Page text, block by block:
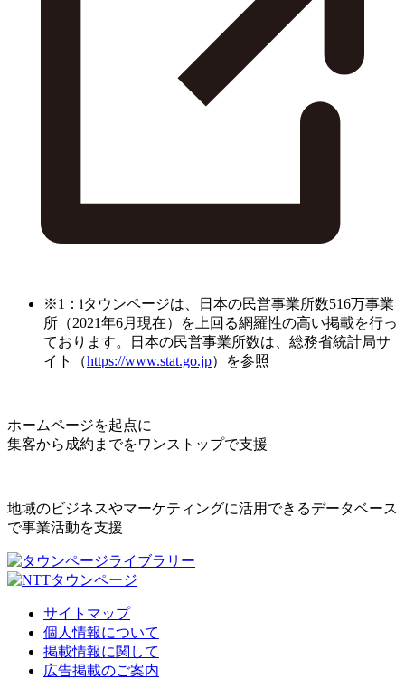
※1：iタウンページは、日本の民営事業所数516万事業
所（2021年6月現在）を上回る網羅性の高い掲載を行っ
ております。日本の民営事業所数は、総務省統計局サ
イト（https://www.stat.go.jp）を参照
ホームページを起点に
集客から成約までをワンストップで支援
地域のビジネスやマーケティングに活用できるデータベース
で事業活動を支援
サイトマップ
個人情報について
掲載情報に関して
広告掲載のご案内